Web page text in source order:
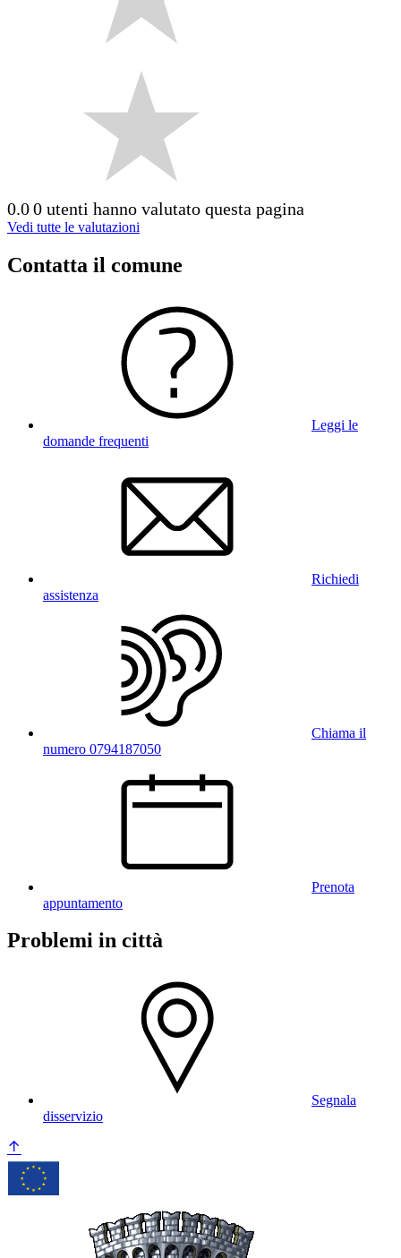
0.00 utenti hanno valutato questa pagina
Vedi tutte le valutazioni
Contatta il comune
Leggi le
domande frequenti
Richiedi
assistenza
Chiama il
numero 0794187050
Prenota
appuntamento
Problemi in città
Segnala
disservizio